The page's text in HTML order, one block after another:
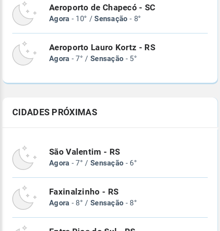
Aeroporto de Chapecó - SC
Agora - 10° /Sensação - 8°
Aeroporto Lauro Kortz - RS
Agora - 7° / Sensação - 5°
CIDADES PRÓXIMAS
São Valentim - RS
Agora - 7° / Sensação - 6°
Faxinalzinho - RS
Agora - 8° / Sensação - 8°